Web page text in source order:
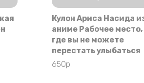
Кулон Ариса Насида
аниме Рабочее место,
где вы не можете
перестать улыбаться
650р.